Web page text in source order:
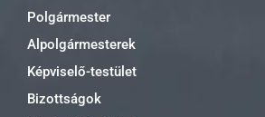
Polgármester
Alpolgármesterek
Képviselő-testület
Bizottságok